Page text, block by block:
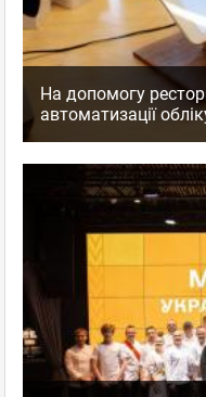
На допомогу
автоматизації